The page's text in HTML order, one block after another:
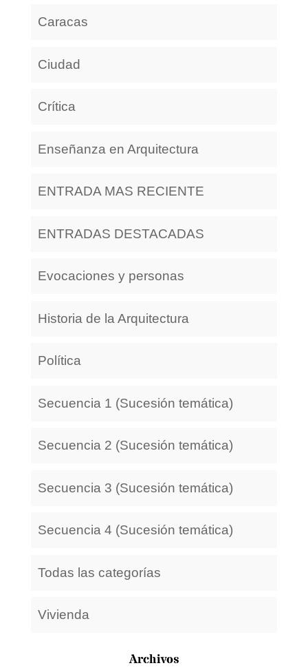
Caracas
Ciudad
Crítica
Enseñanza en Arquitectura
ENTRADA MAS RECIENTE
ENTRADAS DESTACADAS
Evocaciones y personas
Historia de la Arquitectura
Política
Secuencia 1 (Sucesión temática)
Secuencia 2 (Sucesión temática)
Secuencia 3 (Sucesión temática)
Secuencia 4 (Sucesión temática)
Todas las categorías
Vivienda
Archivos